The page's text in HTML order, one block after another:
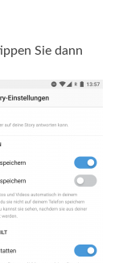
Sie dann